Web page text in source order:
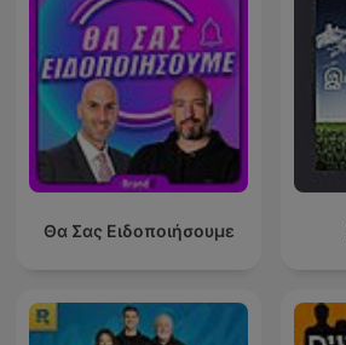
Θα Σας Ειδοποιήσουμε